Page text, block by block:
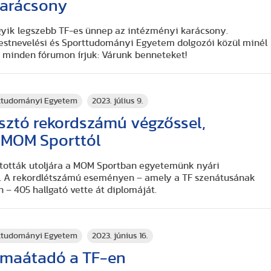
legszebb TF-es ünnep az intézményi karácsony.
és Sporttudományi Egyetem dolgozói közül minél
fórumon írjuk: Várunk benneteket!
Egyetem 2023. július 9.
rekordszámú végzőssel,
Sporttól
utoljára a MOM Sportban egyetemünk nyári
rekordlétszámú eseményen – amely a TF szenátusának
– 405 hallgató vette át diplomáját.
Egyetem 2023. június 16.
a TF-en